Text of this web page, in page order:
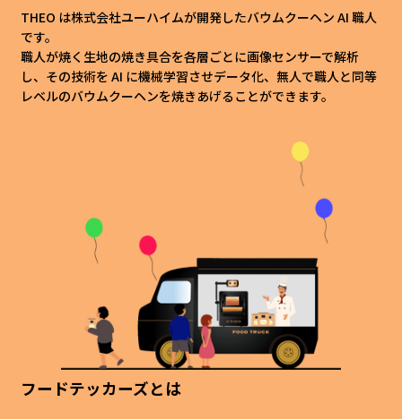
THEO は株式会社ユーハイムが開発したバウムクーヘン AI 職人
です。
職人が焼く生地の焼き具合を各層ごとに画像センサーで解析
し、その技術を AI に機械学習させデータ化、無人で職人と同等
レベルのバウムクーヘンを焼きあげることができます。
フードテッカーズとは